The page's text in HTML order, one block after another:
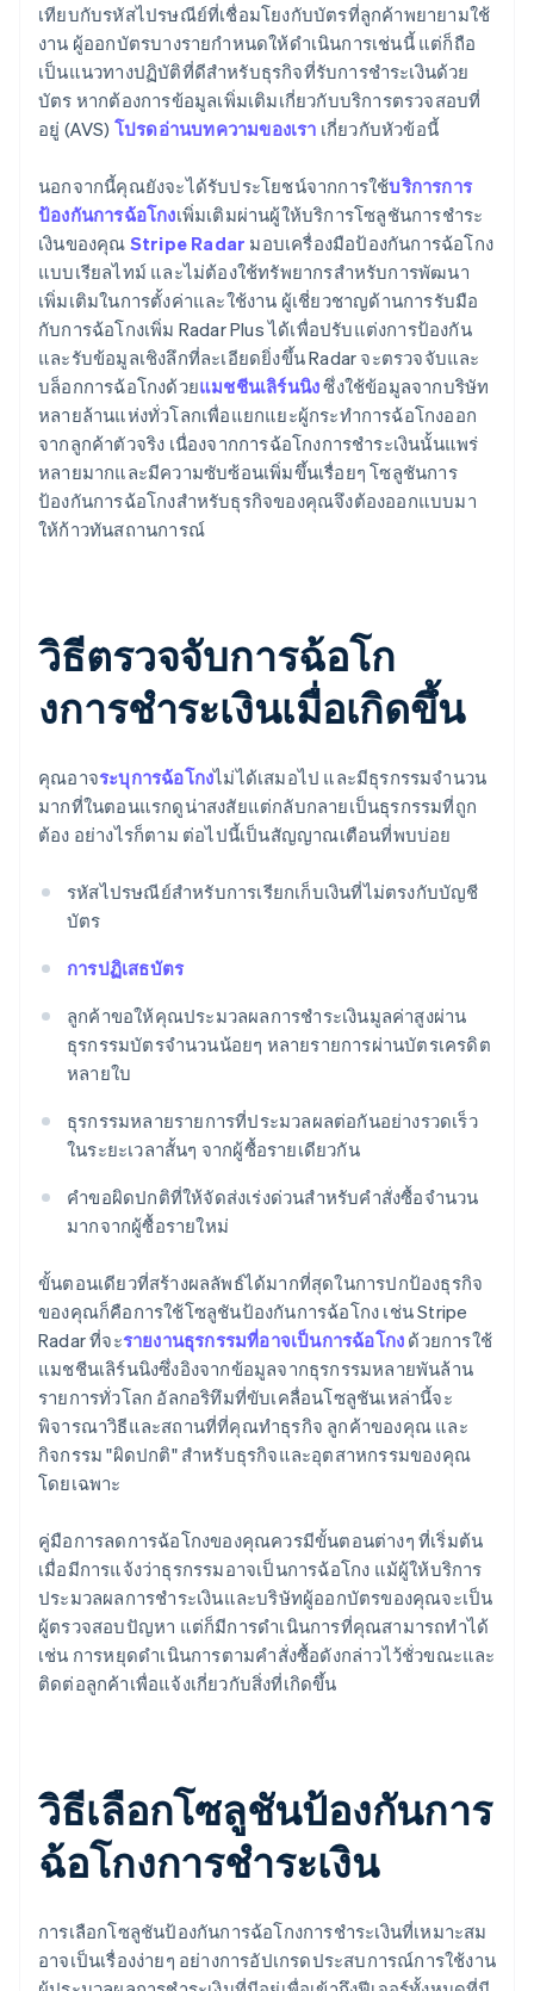
เทียบกับรหัสไปรษณีย์ที่เชื่อมโยงกับบัตรที่ลูกค้าพยายามใช้
งาน ผู้ออกบัตรบางรายกำหนดให้ดำเนินการเช่นนี้ แต่ก็ถือ
เป็นแนวทางปฏิบัติที่ดีสำหรับธุรกิจที่รับการชำระเงินด้วย
บัตร หากต้องการข้อมูลเพิ่มเติมเกี่ยวกับบริการตรวจสอบที่
อยู่ (AVS) โปรดอ่านบทความของเรา เกี่ยวกับหัวข้อนี้
นอกจากนี้คุณยังจะได้รับประโยชน์จากการใช้บริการการ
ป้องกันการฉ้อโกงเพิ่มเติมผ่านผู้ให้บริการโซลูชันการชำระ
เงินของคุณ Stripe Radar มอบเครื่องมือป้องกันการฉ้อโกง
แบบเรียลไทม์ และไม่ต้องใช้ทรัพยากรสำหรับการพัฒนา
เพิ่มเติมในการตั้งค่าและใช้งาน ผู้เชี่ยวชาญด้านการรับมือ
กับการฉ้อโกงเพิ่ม Radar Plus ได้เพื่อปรับแต่งการป้องกัน
และรับข้อมูลเชิงลึกที่ละเอียดยิ่งขึ้น Radar จะตรวจจับและ
บล็อกการฉ้อโกงด้วยแมชชีนเลิร์นนิงซึ่งใช้ข้อมูลจากบริษัท
หลายล้านแห่งทั่วโลกเพื่อแยกแยะผู้กระทำการฉ้อโกงออก
จากลูกค้าตัวจริง เนื่องจากการฉ้อโกงการชำระเงินนั้นแพร่
หลายมากและมีความซับซ้อนเพิ่มขึ้นเรื่อยๆ โซลูชันการ
ป้องกันการฉ้อโกงสำหรับธุรกิจของคุณจึงต้องออกแบบมา
ให้ก้าวทันสถานการณ์
วิธีตรวจจับการฉ้อโก
งการชําระเงินเมื่อเกิดขึ้น
คุณอาจระบุการฉ้อโกงไม่ได้เสมอไป และมีธุรกรรมจำนวน
มากที่ในตอนแรกดูน่าสงสัยแต่กลับกลายเป็นธุรกรรมที่ถูก
ต้อง อย่างไรก็ตาม ต่อไปนี้เป็นสัญญาณเตือนที่พบบ่อย
รหัสไปรษณีย์สําหรับการเรียกเก็บเงินที่ไม่ตรงกับบัญชี
บัตร
การปฏิเสธบัตร
ลูกค้าขอให้คุณประมวลผลการชําระเงินมูลค่าสูงผ่าน
ธุรกรรมบัตรจำนวนน้อยๆ หลายรายการผ่านบัตรเครดิต
หลายใบ
ธุรกรรมหลายรายการที่ประมวลผลต่อกันอย่างรวดเร็ว
ในระยะเวลาสั้นๆ จากผู้ซื้อรายเดียวกัน
คําขอผิดปกติที่ให้จัดส่งเร่งด่วนสําหรับคําสั่งซื้อจำนวน
มากจากผู้ซื้อรายใหม่
ขั้นตอนเดียวที่สร้างผลลัพธ์ได้มากที่สุดในการปกป้องธุรกิจ
ของคุณก็คือการใช้โซลูชันป้องกันการฉ้อโกง เช่น Stripe
Radar ที่จะรายงานธุรกรรมที่อาจเป็นการฉ้อโกง ด้วยการใช้
แมชชีนเลิร์นนิงซึ่งอิงจากข้อมูลจากธุรกรรมหลายพันล้าน
รายการทั่วโลก อัลกอริทึมที่ขับเคลื่อนโซลูชันเหล่านี้จะ
พิจารณาวิธีและสถานที่ที่คุณทําธุรกิจ ลูกค้าของคุณ และ
กิจกรรม "ผิดปกติ" สำหรับธุรกิจและอุตสาหกรรมของคุณ
โดยเฉพาะ
คู่มือการลดการฉ้อโกงของคุณควรมีขั้นตอนต่างๆ ที่เริ่มต้น
เมื่อมีการแจ้งว่าธุรกรรมอาจเป็นการฉ้อโกง แม้ผู้ให้บริการ
ประมวลผลการชําระเงินและบริษัทผู้ออกบัตรของคุณจะเป็น
ผู้ตรวจสอบปัญหา แต่ก็มีการดําเนินการที่คุณสามารถทําได้
เช่น การหยุดดําเนินการตามคําสั่งซื้อดังกล่าวไว้ชั่วขณะและ
ติดต่อลูกค้าเพื่อแจ้งเกี่ยวกับสิ่งที่เกิดขึ้น
วิธีเลือกโซลูชันป้องกันการ
ฉ้อโกงการชําระเงิน
การเลือกโซลูชันป้องกันการฉ้อโกงการชําระเงินที่เหมาะสม
อาจเป็นเรื่องง่ายๆ อย่างการอัปเกรดประสบการณ์การใช้งาน